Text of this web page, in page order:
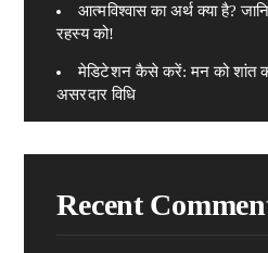
आत्मविश्वास का अर्थ क्या है?
रहस्य को!
मेडिटेशन कैसे करें: मन को शांत
असरदार विधि
Recent